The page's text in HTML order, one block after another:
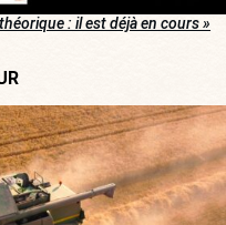
: il est déjà en cours »